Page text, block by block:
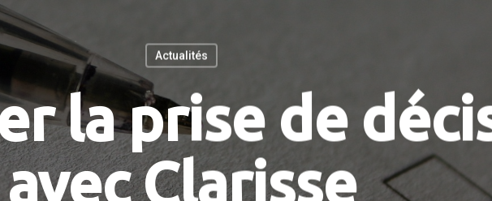
Actualités
la prise de
avec Clarisse